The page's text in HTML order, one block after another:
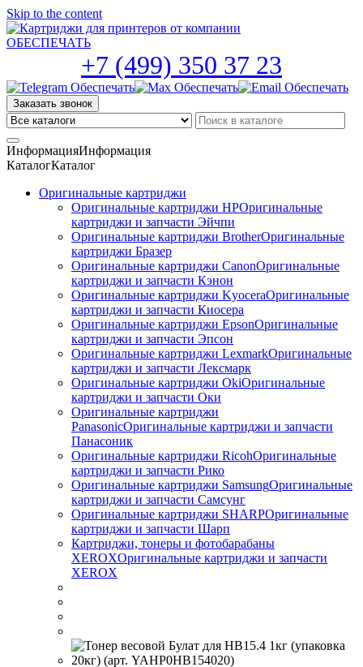
Skip to the content
+7 (499) 350 37 23
Заказать звонок
ИнформацияИнформация
КаталогКаталог
Оригинальные картриджи
Оригинальные картриджи HPОригинальные
картриджи и запчасти Эйчпи
Оригинальные картриджи BrotherОригинальные
картриджи Бразер
Оригинальные картриджи CanonОригинальные
картриджи и запчасти Кэнон
Оригинальные картриджи KyoceraОригинальные
картриджи и запчасти Киосера
Оригинальные картриджи EpsonОригинальные
картриджи и запчасти Эпсон
Оригинальные картриджи LexmarkОригинальные
картриджи и запчасти Лексмарк
Оригинальные картриджи ОkiОригинальные
картриджи и запчасти Оки
Оригинальные картриджи
PanasonicОригинальные картриджи и запчасти
Панасоник
Оригинальные картриджи RicohОригинальные
картриджи и запчасти Рико
Оригинальные картриджи SamsungОригинальные
картриджи и запчасти Самсунг
Оригинальные картриджи SHARPОригинальные
картриджи и запчасти Шарп
Картриджи, тонеры и фотобарабаны
XEROXОригинальные картриджи и запчасти
XEROX